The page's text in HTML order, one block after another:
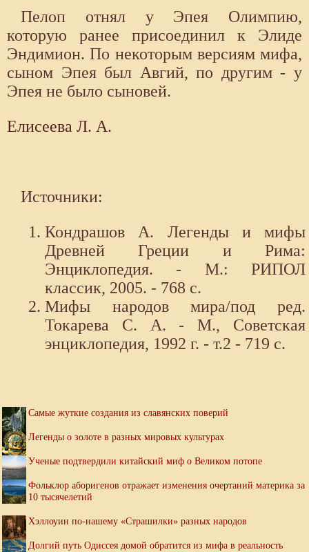
Пелоп отнял у Эпея Олимпию,
которую ранее присоеди­нил к Элиде
Эндимион. По некоторым версиям мифа,
сыном Эпея был Авгий, по другим - у
Эпея не было сыновей.
Елисеева Л. А.
Источники:
Кондрашов А. Легенды и мифы
Древней Греции и Рима:
Энциклопедия. - М.: РИПОЛ
классик, 2005. - 768 с.
Мифы народов мира/под ред.
Токарева С. А. - М., Советская
энциклопедия, 1992 г. - т.2 - 719 с.
Самые жуткие создания из славянских поверий
Легенды о золоте в разных мировых культурах
Ученые подтвердили китайский миф о Великом потопе
Фольклор аборигенов отражает изменения очертаний материка за
10 тысячелетий
Хэллоуин по-нашему «Страшилки» разных народов
Долгий путь Одиссея домой обратится из мифа в реальность